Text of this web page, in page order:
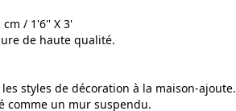
cm / 1'6'' X 3'
de haute qualité.
styles de décoration à la maison-ajoute.
comme un mur suspendu.